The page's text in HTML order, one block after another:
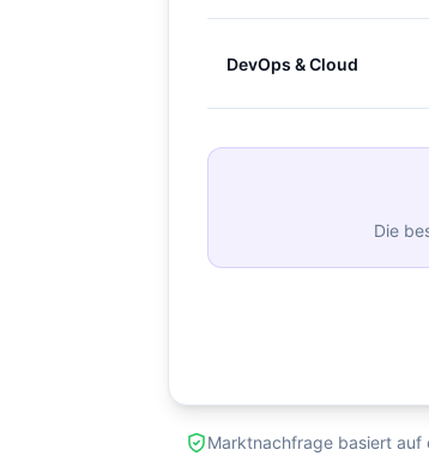
DevOps & Cloud
Die
Marktnachfrage basiert auf